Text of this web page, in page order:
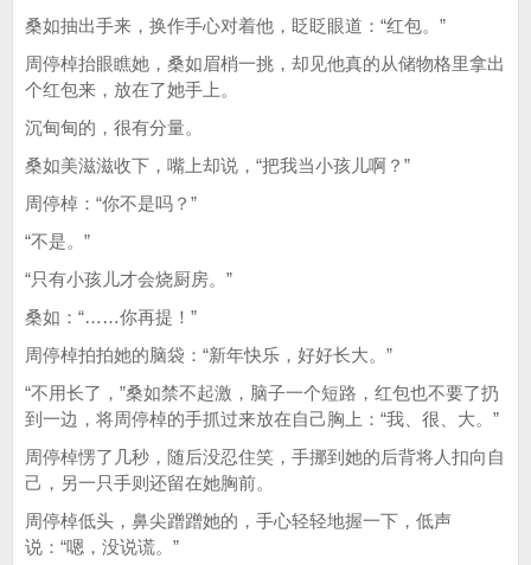
桑如抽出手来，换作手心对着他，眨眨眼道：“红包。”
周停棹抬眼瞧她，桑如眉梢一挑，却见他真的从储物格里拿出
个红包来，放在了她手上。
沉甸甸的，很有分量。
桑如美滋滋收下，嘴上却说，“把我当小孩儿啊？”
周停棹：“你不是吗？”
“不是。”
“只有小孩儿才会烧厨房。”
桑如：“……你再提！”
周停棹拍拍她的脑袋：“新年快乐，好好长大。”
“不用长了，”桑如禁不起激，脑子一个短路，红包也不要了扔
到一边，将周停棹的手抓过来放在自己胸上：“我、很、大。”
周停棹愣了几秒，随后没忍住笑，手挪到她的后背将人扣向自
己，另一只手则还留在她胸前。
周停棹低头，鼻尖蹭蹭她的，手心轻轻地握一下，低声
说：“嗯，没说谎。”